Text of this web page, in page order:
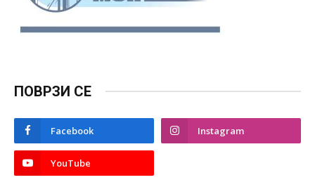
ПОВРЗИ СЕ
Facebook Instagram
YouTube